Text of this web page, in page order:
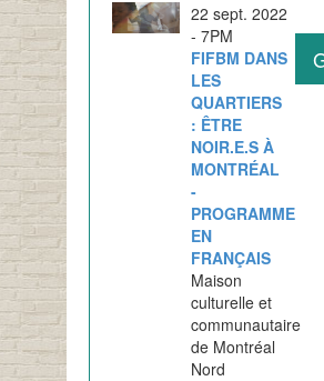
22 sept. 2022
- 7PM
FIFBM DANS
LES
QUARTIERS
: ÊTRE
NOIR.E.S À
MONTRÉAL
-
PROGRAMME
EN
FRANÇAIS
Maison
culturelle et
communautaire
de Montréal
Nord